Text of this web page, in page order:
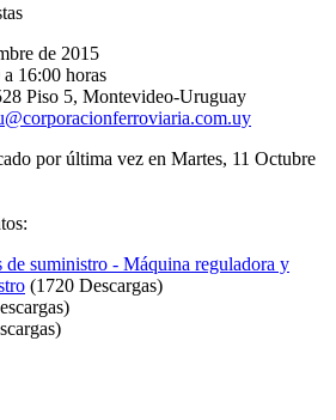
de 2015
16:00 horas
Piso 5, Montevideo-Uruguay
por última vez en Martes, 11 Octubre
de suministro - Máquina reguladora y
(1720 Descargas)